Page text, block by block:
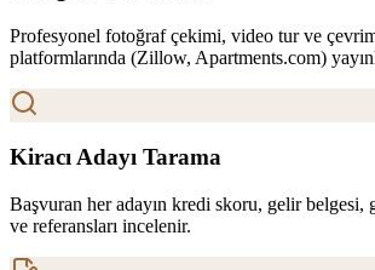
Profesyonel fotoğraf çekimi, video tur ve
platformlarında (Zillow, Apartments.com)
Kiracı Adayı Tarama
Başvuran her adayın kredi skoru, gelir belgesi,
ve referansları incelenir.